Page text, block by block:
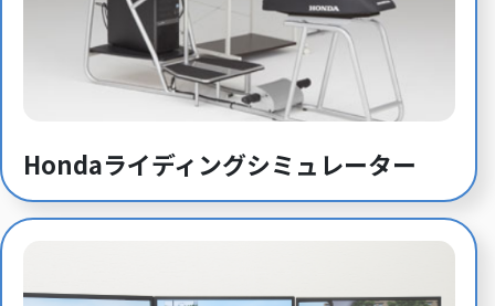
Hondaライディングシミュレーター